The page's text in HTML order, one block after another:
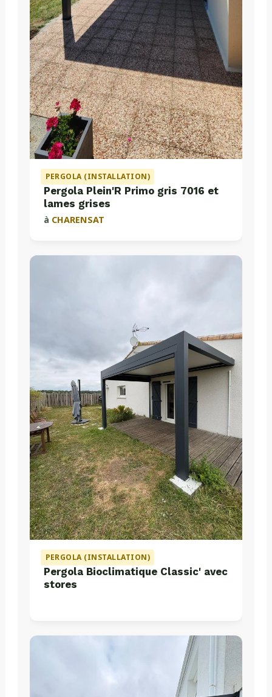
PERGOLA (INSTALLATION)
Pergola Plein'R Primo gris 7016 et
lames grises
à CHARENSAT
PERGOLA (INSTALLATION)
Pergola Bioclimatique Classic' avec
stores